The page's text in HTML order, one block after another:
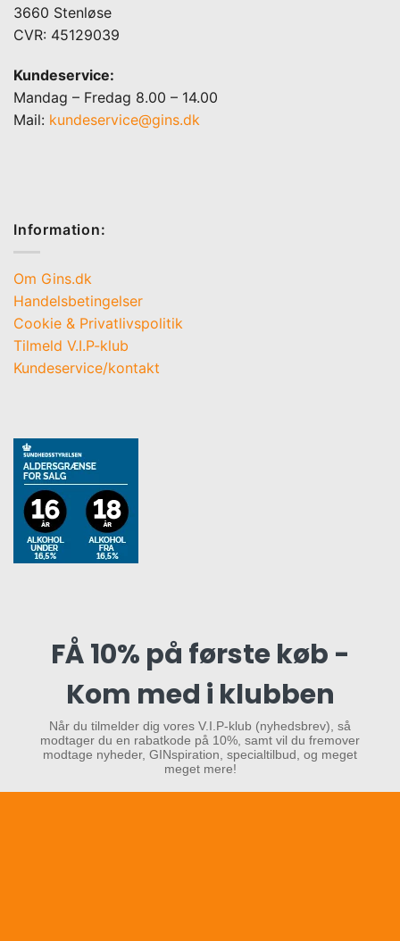
3660 Stenløse
CVR: 45129039
Kundeservice:
Mandag – Fredag 8.00 – 14.00
Mail: kundeservice@gins.dk
Information:
Om Gins.dk
Handelsbetingelser
Cookie & Privatlivspolitik
Tilmeld V.I.P-klub
Kundeservice/kontakt
FÅ 10% på første køb -
Kom med i klubben
Når du tilmelder dig vores V.I.P-klub (nyhedsbrev), så
modtager du en rabatkode på 10%, samt vil du fremover
modtage nyheder, GINspiration, specialtilbud, og meget
meget mere!